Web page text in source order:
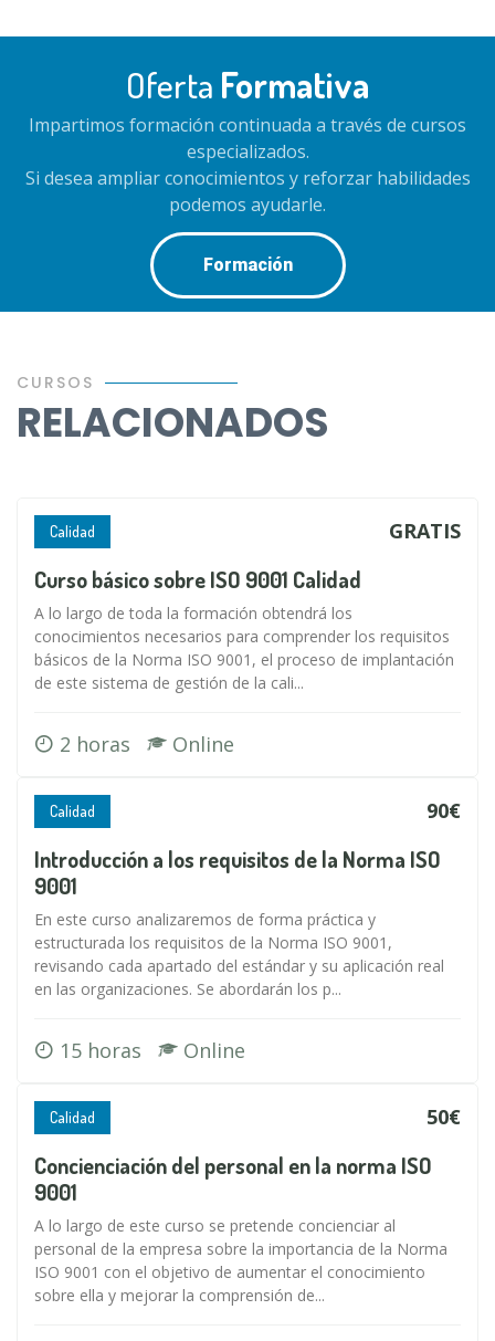
Oferta Formativa
Impartimos formación continuada a través de cursos
especializados.
Si desea ampliar conocimientos y reforzar habilidades
podemos ayudarle.
Formación
CURSOS
RELACIONADOS
Calidad GRATIS
Curso básico sobre ISO 9001 Calidad
A lo largo de toda la formación obtendrá los
conocimientos necesarios para comprender los requisitos
básicos de la Norma ISO 9001, el proceso de implantación
de este sistema de gestión de la cali...
2 horas Online
Calidad 90€
Introducción a los requisitos de la Norma ISO
9001
En este curso analizaremos de forma práctica y
estructurada los requisitos de la Norma ISO 9001,
revisando cada apartado del estándar y su aplicación real
en las organizaciones. Se abordarán los p...
15 horas Online
Calidad 50€
Concienciación del personal en la norma ISO
9001
A lo largo de este curso se pretende concienciar al
personal de la empresa sobre la importancia de la Norma
ISO 9001 con el objetivo de aumentar el conocimiento
sobre ella y mejorar la comprensión de...